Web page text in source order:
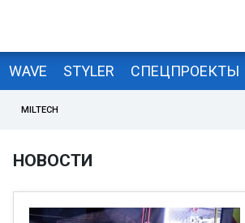
WAVE STYLER СПЕЦПРОЕКТЫ
MILTECH
НОВОСТИ